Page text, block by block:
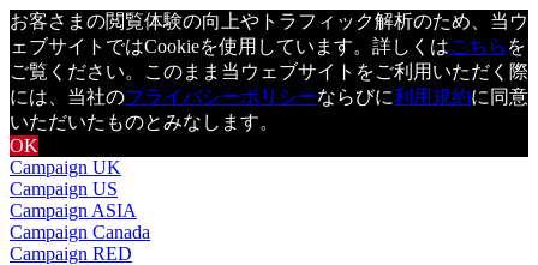
お客さまの閲覧体験の向上やトラフィック解析のため、当ウ
ェブサイトではCookieを使用しています。詳しくはこちら を
ご覧ください。このまま当ウェブサイトをご利用いただく際
には、当社のプライバシーポリシーならびに利用規約に同意
いただいたものとみなします。
OK
Campaign UK
Campaign US
Campaign ASIA
Campaign Canada
Campaign RED